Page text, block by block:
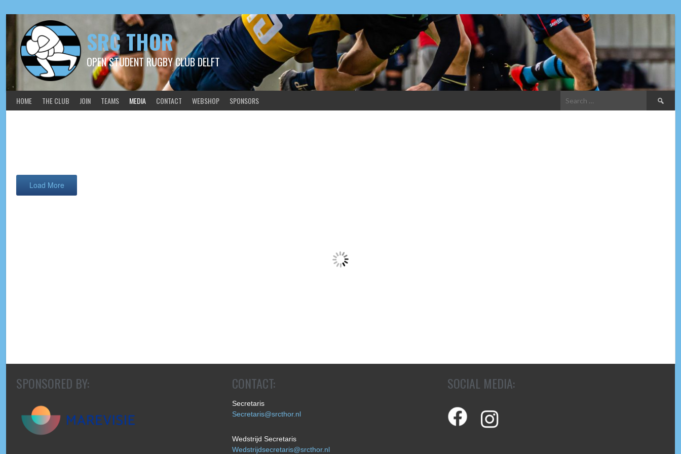
SRC THOR
OPEN STUDENT RUGBY CLUB DELFT
HOME THE CLUB JOIN TEAMS MEDIA CONTACT WEBSHOP SPONSORS
Load More
SPONSORED BY: CONTACT:
Secretaris
Secretaris@srcthor.nl
Wedstrijd Secretaris
Wedstrijdsecretaris@srcthor.nl
SOCIAL MEDIA: